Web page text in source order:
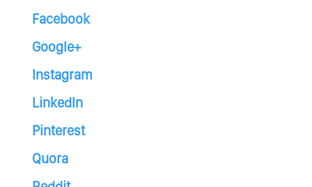
Facebook
Google+
Instagram
LinkedIn
Pinterest
Quora